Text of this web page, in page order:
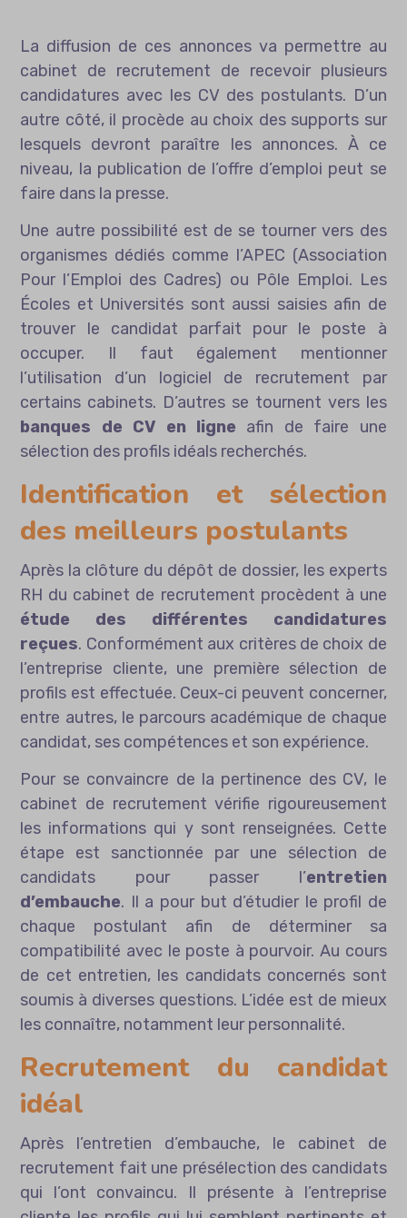
La diffusion de ces annonces va permettre au
cabinet de recrutement de recevoir plusieurs
candidatures avec les CV des postulants. D’un
autre côté, il procède au choix des supports sur
lesquels devront paraître les annonces. À ce
niveau, la publication de l’offre d’emploi peut se
faire dans la presse.
Une autre possibilité est de se tourner vers des
organismes dédiés comme l’APEC (Association
Pour l’Emploi des Cadres) ou Pôle Emploi. Les
Écoles et Universités sont aussi saisies afin de
trouver le candidat parfait pour le poste à
occuper. Il faut également mentionner
l’utilisation d’un logiciel de recrutement par
certains cabinets. D’autres se tournent vers les
banques de CV en ligne afin de faire une
sélection des profils idéals recherchés.
Identification et sélection
des meilleurs postulants
Après la clôture du dépôt de dossier, les experts
RH du cabinet de recrutement procèdent à une
étude des différentes candidatures
reçues. Conformément aux critères de choix de
l’entreprise cliente, une première sélection de
profils est effectuée. Ceux-ci peuvent concerner,
entre autres, le parcours académique de chaque
candidat, ses compétences et son expérience.
Pour se convaincre de la pertinence des CV, le
cabinet de recrutement vérifie rigoureusement
les informations qui y sont renseignées. Cette
étape est sanctionnée par une sélection de
candidats pour passer l’entretien
d’embauche. Il a pour but d’étudier le profil de
chaque postulant afin de déterminer sa
compatibilité avec le poste à pourvoir. Au cours
de cet entretien, les candidats concernés sont
soumis à diverses questions. L’idée est de mieux
les connaître, notamment leur personnalité.
Recrutement du candidat
idéal
Après l’entretien d’embauche, le cabinet de
recrutement fait une présélection des candidats
qui l’ont convaincu. Il présente à l’entreprise